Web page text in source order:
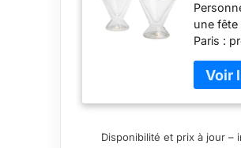
une
Paris :
ce lot
martini
Hilton
design
Disponibilité et prix à jour –